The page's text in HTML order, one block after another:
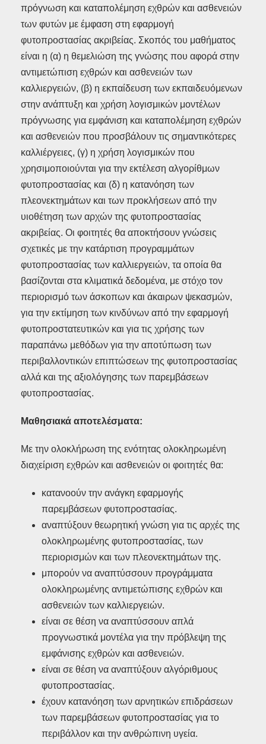
πρόγνωση και καταπολέμηση εχθρών και ασθενειών
των φυτών με έμφαση στη εφαρμογή
φυτοπροστασίας ακριβείας. Σκοπός του μαθήματος
είναι η (α) η θεμελιώση της γνώσης που αφορά στην
αντιμετώπιση εχθρών και ασθενειών των
καλλιεργειών, (β) η εκπαίδευση των εκπαιδευόμενων
στην ανάπτυξη και χρήση λογισμικών μοντέλων
πρόγνωσης για εμφάνιση και καταπολέμηση εχθρών
και ασθενειών που προσβάλουν τις σημαντικότερες
καλλιέργειες, (γ) η χρήση λογισμικών που
χρησιμοποιούνται για την εκτέλεση αλγορίθμων
φυτοπροστασίας και (δ) η κατανόηση των
πλεονεκτημάτων και των προκλήσεων από την
υιοθέτηση των αρχών της φυτοπροστασίας
ακριβείας. Οι φοιτητές θα αποκτήσουν γνώσεις
σχετικές με την κατάρτιση προγραμμάτων
φυτοπροστασίας των καλλιεργειών, τα οποία θα
βασίζονται στα κλιματικά δεδομένα, με στόχο τον
περιορισμό των άσκοπων και άκαιρων ψεκασμών,
για την εκτίμηση των κινδύνων από την εφαρμογή
φυτοπροστατευτικών και για τις χρήσης των
παραπάνω μεθόδων για την αποτύπωση των
περιβαλλοντικών επιπτώσεων της φυτοπροστασίας
αλλά και της αξιολόγησης των παρεμβάσεων
φυτοπροστασίας.
Μαθησιακά αποτελέσματα:
Με την ολοκλήρωση της ενότητας ολοκληρωμένη
διαχείριση εχθρών και ασθενειών οι φοιτητές θα:
κατανοούν την ανάγκη εφαρμογής
παρεμβάσεων φυτοπροστασίας.
αναπτύξουν θεωρητική γνώση για τις αρχές της
ολοκληρωμένης φυτοπροστασίας, των
περιορισμών και των πλεονεκτημάτων της.
μπορούν να αναπτύσσουν προγράμματα
ολοκληρωμένης αντιμετώπισης εχθρών και
ασθενειών των καλλιεργειών.
είναι σε θέση να αναπτύσσουν απλά
προγνωστικά μοντέλα για την πρόβλεψη της
εμφάνισης εχθρών και ασθενειών.
είναι σε θέση να αναπτύξουν αλγόριθμους
φυτοπροστασίας.
έχουν κατανόηση των αρνητικών επιδράσεων
των παρεμβάσεων φυτοπροστασίας για το
περιβάλλον και την ανθρώπινη υγεία.